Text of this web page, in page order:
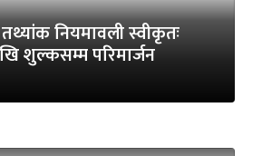
नियमावली स्वीकृतः
शुल्कसम्म परिमार्जन